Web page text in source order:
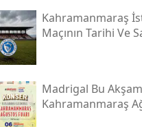
Kahramanmaraş
Maçının Tarihi Ve
Madrigal Bu Akşam
Kahramanmaraş